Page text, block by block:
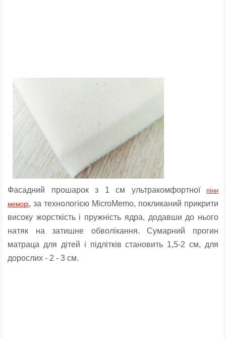
Фасадний прошарок з 1 см ультракомфортної
піни
меморі, за технологією MicroMemo, покликаний прикрити
високу жорсткість і пружність ядра, додавши до нього
натяк на затишне обволікання. Сумарний прогин
матраца для дітей і підлітків становить 1,5-2 см, для
дорослих - 2 - 3 см.